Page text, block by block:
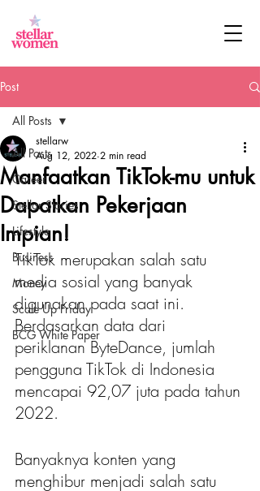
Post
All Posts
Career
Stellar Stories
Lifestyle
Business
Money
Scale Up Friday
BCG White Paper
All Posts
Manfaatkan TikTok-mu untuk
Dapatkan Pekerjaan
Impian!
stellarw
Aug 12, 2022 2 min read
TikTok merupakan salah satu
media sosial yang banyak
digunakan pada saat ini.
Berdasarkan data dari
periklanan ByteDance, jumlah
pengguna TikTok di Indonesia
mencapai 92,07 juta pada tahun
2022.
Banyaknya konten yang
menghibur menjadi salah satu